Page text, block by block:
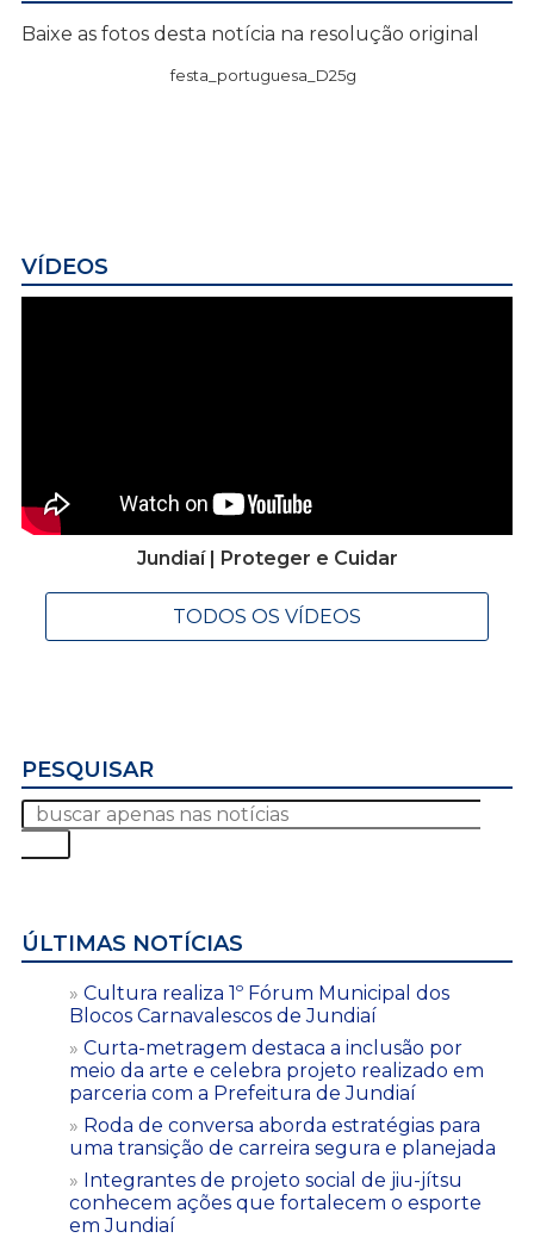
Baixe as fotos desta notícia na resolução original
festa_portuguesa_D25g
VÍDEOS
Jundiaí | Proteger e Cuidar
TODOS OS VÍDEOS
PESQUISAR
ÚLTIMAS NOTÍCIAS
Cultura realiza 1º Fórum Municipal dos
Blocos Carnavalescos de Jundiaí
Curta-metragem destaca a inclusão por
meio da arte e celebra projeto realizado em
parceria com a Prefeitura de Jundiaí
Roda de conversa aborda estratégias para
uma transição de carreira segura e planejada
Integrantes de projeto social de jiu-jítsu
conhecem ações que fortalecem o esporte
em Jundiaí